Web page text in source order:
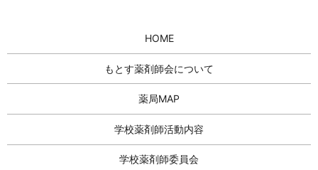
HOME
もとす薬剤師会について
薬局MAP
学校薬剤師活動内容
学校薬剤師委員会